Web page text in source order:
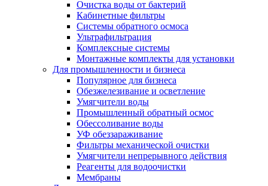
Очистка воды от бактерий
Кабинетные фильтры
Системы обратного осмоса
Ультрафильтрация
Комплексные системы
Монтажные комплекты для установки
Для промышленности и бизнеса
Популярное для бизнеса
Обезжелезивание и осветление
Умягчители воды
Промышленный обратный осмос
Обессоливание воды
УФ обеззараживание
Фильтры механической очистки
Умягчители непрерывного действия
Реагенты для водоочистки
Мембраны